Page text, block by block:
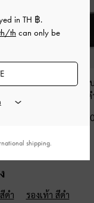
กระเป๋าสตางค์
สี
฿1,590.00
ดำ
รองเท้า สีดำ
in TH ฿.
th can only be
shipping.